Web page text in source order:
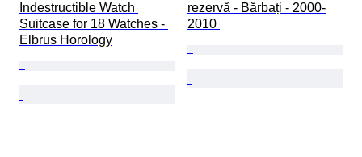
Indestructible Watch
Suitcase for 18 Watches -
Elbrus Horology
rezervă - Bărbați - 2000-
2010